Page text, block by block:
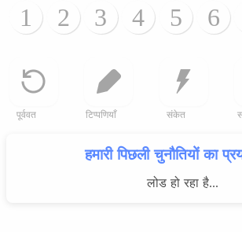
1 2 3 4 5 6
पूर्ववत टिप्पणियाँ संकेत
हमारी पिछली चुनौतियों का
लोड हो रहा है...